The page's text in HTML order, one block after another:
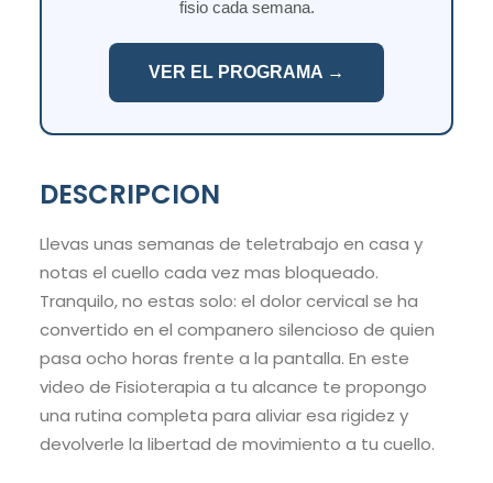
fisio cada semana.
VER EL PROGRAMA →
DESCRIPCION
Llevas unas semanas de teletrabajo en casa y
notas el cuello cada vez mas bloqueado.
Tranquilo, no estas solo: el dolor cervical se ha
convertido en el companero silencioso de quien
pasa ocho horas frente a la pantalla. En este
video de Fisioterapia a tu alcance te propongo
una rutina completa para aliviar esa rigidez y
devolverle la libertad de movimiento a tu cuello.